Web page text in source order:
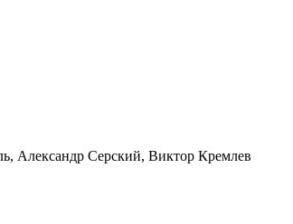
Александр Серский, Виктор Кремлев